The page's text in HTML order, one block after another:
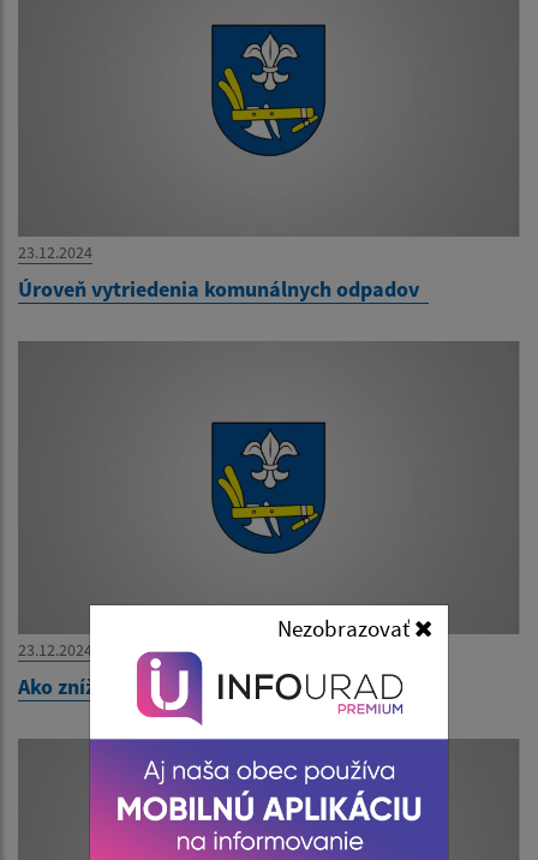
Nezobrazovať
23.12.2024
Úroveň vytriedenia komunálnych odpadov
23.12.2024
Ako znížiť riziko infekcie koronavírusom?